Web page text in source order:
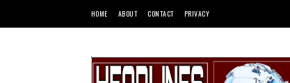
HOME ABOUT CONTACT PRIVACY